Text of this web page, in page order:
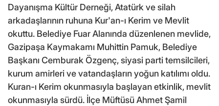
Dayanışma Kültür Derneği, Atatürk ve silah
arkadaşlarının ruhuna Kur'an-ı Kerim ve Mevlit
okuttu. Belediye Fuar Alanında düzenlenen mevlide,
Gazipaşa Kaymakamı Muhittin Pamuk, Belediye
Başkanı Cemburak Özgenç, siyasi parti temsilcileri,
kurum amirleri ve vatandaşların yoğun katılımı oldu.
Kuran-ı Kerim okunmasıyla başlayan etkinlik, mevlit
okunmasıyla sürdü. İlçe Müftüsü Ahmet Şamil